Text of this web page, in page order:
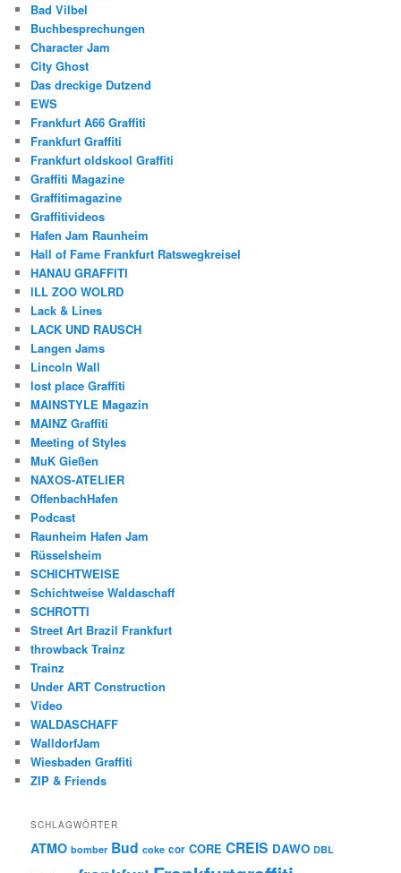
Bad Vilbel
Buchbesprechungen
Character Jam
City Ghost
Das dreckige Dutzend
EWS
Frankfurt A66 Graffiti
Frankfurt Graffiti
Frankfurt oldskool Graffiti
Graffiti Magazine
Graffitimagazine
Graffitivideos
Hafen Jam Raunheim
Hall of Fame Frankfurt Ratswegkreisel
HANAU GRAFFITI
ILL ZOO WOLRD
Lack & Lines
LACK UND RAUSCH
Langen Jams
Lincoln Wall
lost place Graffiti
MAINSTYLE Magazin
MAINZ Graffiti
Meeting of Styles
MuK Gießen
NAXOS-ATELIER
OffenbachHafen
Podcast
Raunheim Hafen Jam
Rüsselsheim
SCHICHTWEISE
Schichtweise Waldaschaff
SCHROTTI
Street Art Brazil Frankfurt
throwback Trainz
Trainz
Under ART Construction
Video
WALDASCHAFF
WalldorfJam
Wiesbaden Graffiti
ZIP & Friends
SCHLAGWÖRTER
ATMO bomber Bud coke cor CORE CREIS DAWO DBL